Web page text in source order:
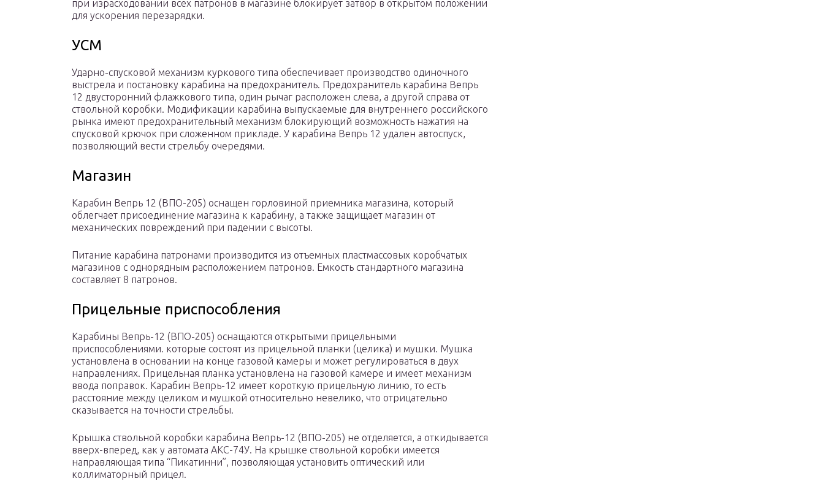
при израсходовании всех патронов в магазине блокирует затвор в открытом положении
для ускорения перезарядки.
УСМ
Ударно-спусковой механизм куркового типа обеспечивает производство одиночного
выстрела и постановку карабина на предохранитель. Предохранитель карабина Вепрь
12 двусторонний флажкового типа, один рычаг расположен слева, а другой справа от
ствольной коробки. Модификации карабина выпускаемые для внутреннего российского
рынка имеют предохранительный механизм блокирующий возможность нажатия на
спусковой крючок при сложенном прикладе. У карабина Вепрь 12 удален автоспуск,
позволяющий вести стрельбу очередями.
Магазин
Карабин Вепрь 12 (ВПО-205) оснащен горловиной приемника магазина, который
облегчает присоединение магазина к карабину, а также защищает магазин от
механических повреждений при падении с высоты.
Питание карабина патронами производится из отъемных пластмассовых коробчатых
магазинов с однорядным расположением патронов. Емкость стандартного магазина
составляет 8 патронов.
Прицельные приспособления
Карабины Вепрь-12 (ВПО-205) оснащаются открытыми прицельными
приспособлениями. которые состоят из прицельной планки (целика) и мушки. Мушка
установлена в основании на конце газовой камеры и может регулироваться в двух
направлениях. Прицельная планка установлена на газовой камере и имеет механизм
ввода поправок. Карабин Вепрь-12 имеет короткую прицельную линию, то есть
расстояние между целиком и мушкой относительно невелико, что отрицательно
сказывается на точности стрельбы.
Крышка ствольной коробки карабина Вепрь-12 (ВПО-205) не отделяется, а откидывается
вверх-вперед, как у автомата АКС-74У. На крышке ствольной коробки имеется
направляющая типа “Пикатинни”, позволяющая установить оптический или
коллиматорный прицел.